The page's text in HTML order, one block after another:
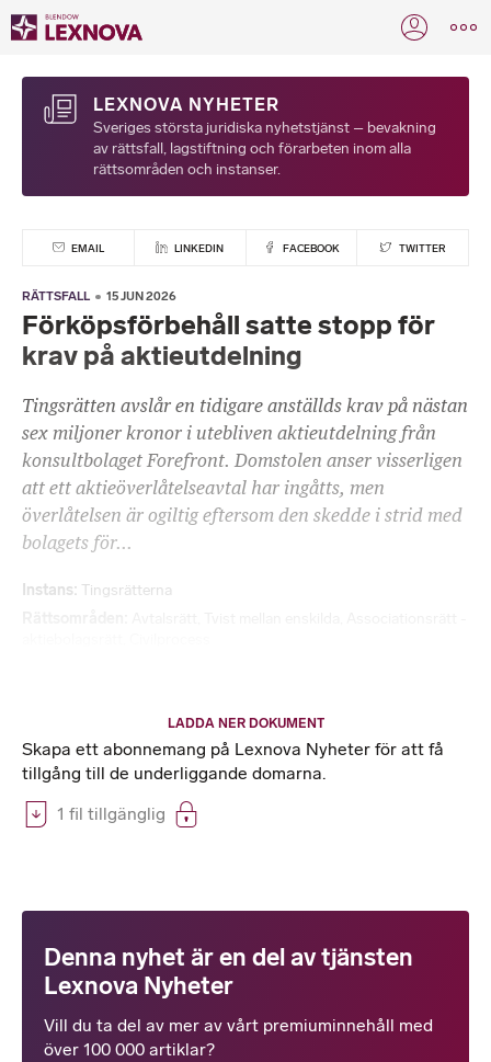
LEXNOVA NYHETER
Sveriges största juridiska nyhetstjänst – bevakning
av rättsfall, lagstiftning och förarbeten inom alla
rättsområden och instanser.
EMAIL LINKEDIN FACEBOOK TWITTER
RÄTTSFALL 15 JUN 2026
Förköpsförbehåll satte stopp för
krav på aktieutdelning
Tingsrätten avslår en tidigare anställds krav på nästan
sex miljoner kronor i utebliven aktieutdelning från
konsultbolaget Forefront. Domstolen anser visserligen
att ett aktieöverlåtelseavtal har ingåtts, men
överlåtelsen är ogiltig eftersom den skedde i strid med
bolagets för...
Instans Tingsrätterna
LADDA NER DOKUMENT
Skapa ett abonnemang på Lexnova Nyheter för att få
tillgång till de underliggande domarna.
1 fil tillgänglig
Denna nyhet är en del av tjänsten
Lexnova Nyheter
Vill du ta del av mer av vårt premiuminnehåll med
över 100 000 artiklar?